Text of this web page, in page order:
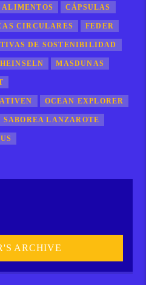
ALIMENTOS CÁPSULAS
CIRCULARES FEDER
DE SOSTENIBILIDAD
MASDUNAS
OCEAN EXPLORER
SABOREA LANZAROTE
ARCHIVE